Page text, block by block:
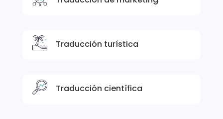
Traducción turística
Traducción científica